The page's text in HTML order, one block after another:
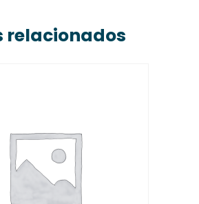
relacionados